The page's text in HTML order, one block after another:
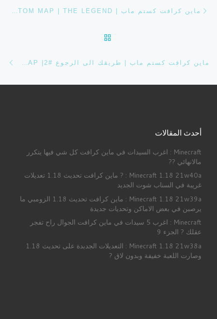
تصفح التدوينة ماين كرافت كستم ماب | CUSTOM MAP | THE LEGEND
BACK TO POST LIST
أحدث المقالات
Minecraft : اغرب السيدات في ماين كرافت كل شي فيها يتكرر
مالانهائي ??
Minecraft 1.18 21w40a : ? ماين كرافت تحديث 1.18 تعديلات
غريبة في السناب شوت الجديد
Minecraft 1.18 21w39a : ماين كرافت تحديث 1.18 الزومبي ما
يرصبن في بعض الاماكن وتحديات جديدة
Minecraft : اغرب 5 سيدات في ماين كرافت الجوال راح تفجر
عقلك ? الجزء 9
Minecraft 1.18 21w38a : التعديلات الجدبدة على تحديث 1.18
وصارت اللعبة خفيفة وبدون لاق ?